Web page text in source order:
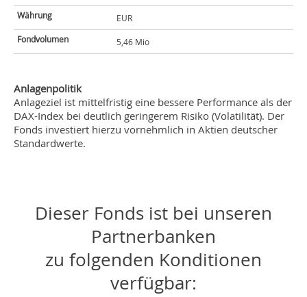
Währung
EUR
Fondvolumen
5,46 Mio
Anlagenpolitik
Anlageziel ist mittelfristig eine bessere Performance als der
DAX-Index bei deutlich geringerem Risiko (Volatilität). Der
Fonds investiert hierzu vornehmlich in Aktien deutscher
Standardwerte.
Dieser Fonds ist bei unseren
Partnerbanken
zu folgenden Konditionen
verfügbar: